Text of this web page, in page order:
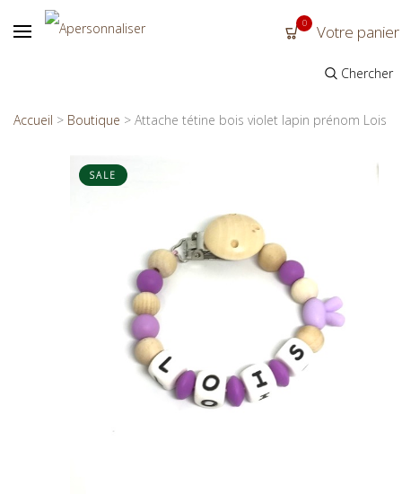
0 Votre panier
Chercher
Accueil > Boutique > Attache tétine bois violet lapin prénom Lois
SALE